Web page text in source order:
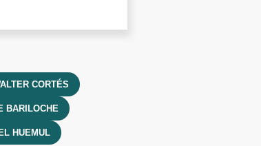
CORTÉS
BARILOCHE
HUEMUL